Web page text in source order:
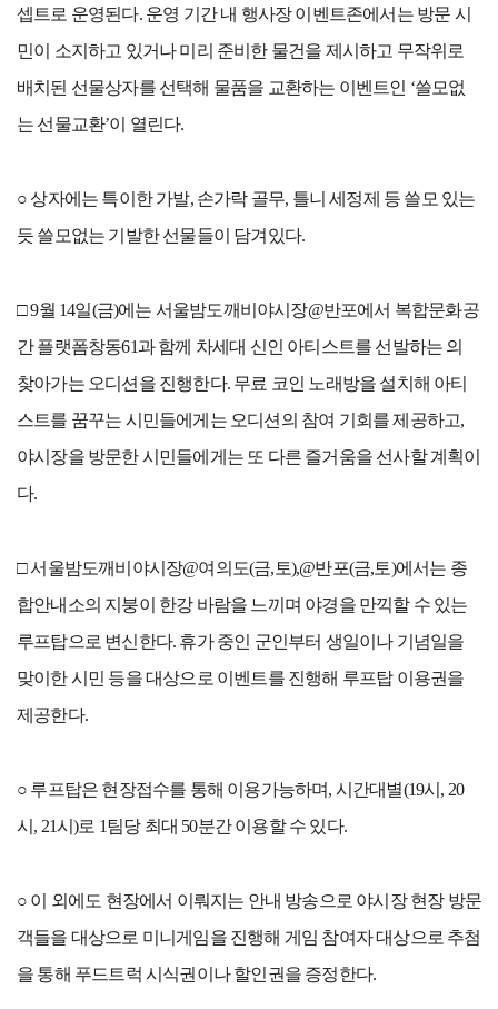
셉트로 운영된다. 운영 기간 내 행사장 이벤트존에서는 방문 시
민이 소지하고 있거나 미리 준비한 물건을 제시하고 무작위로
배치된 선물상자를 선택해 물품을 교환하는 이벤트인 ‘쓸모없
는 선물교환’이 열린다.
○ 상자에는 특이한 가발, 손가락 골무, 틀니 세정제 등 쓸모 있는
듯 쓸모없는 기발한 선물들이 담겨있다.
□ 9월 14일(금)에는 서울밤도깨비야시장@반포에서 복합문화공
간 플랫폼창동61과 함께 차세대 신인 아티스트를 선발하는 의
찾아가는 오디션을 진행한다. 무료 코인 노래방을 설치해 아티
스트를 꿈꾸는 시민들에게는 오디션의 참여 기회를 제공하고,
야시장을 방문한 시민들에게는 또 다른 즐거움을 선사할 계획이
다.
□ 서울밤도깨비야시장@여의도(금,토),@반포(금,토)에서는 종
합안내소의 지붕이 한강 바람을 느끼며 야경을 만끽할 수 있는
루프탑으로 변신한다. 휴가 중인 군인부터 생일이나 기념일을
맞이한 시민 등을 대상으로 이벤트를 진행해 루프탑 이용권을
제공한다.
○ 루프탑은 현장접수를 통해 이용가능하며, 시간대별(19시, 20
시, 21시)로 1팀당 최대 50분간 이용할 수 있다.
○ 이 외에도 현장에서 이뤄지는 안내 방송으로 야시장 현장 방문
객들을 대상으로 미니게임을 진행해 게임 참여자 대상으로 추첨
을 통해 푸드트럭 시식권이나 할인권을 증정한다.